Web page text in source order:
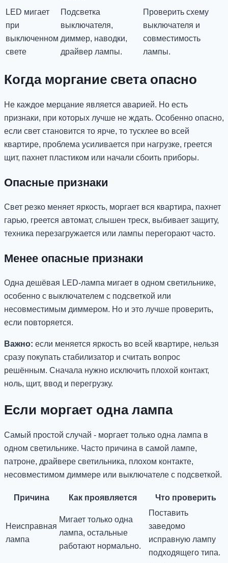
LED мигает
при
выключенном
свете
Подсветка
выключателя,
диммер, наводки,
драйвер лампы.
Проверить схему
выключателя и
совместимость
лампы.
Когда моргание света опасно
Не каждое мерцание является аварией. Но есть
признаки, при которых лучше не ждать. Особенно опасно,
если свет становится то ярче, то тусклее во всей
квартире, проблема усиливается при нагрузке, греется
щит, пахнет пластиком или начали сбоить приборы.
Опасные признаки
Свет резко меняет яркость, моргает вся квартира, пахнет
гарью, греется автомат, слышен треск, выбивает защиту,
техника перезагружается или лампы перегорают часто.
Менее опасные признаки
Одна дешёвая LED-лампа мигает в одном светильнике,
особенно с выключателем с подсветкой или
несовместимым диммером. Но и это лучше проверить,
если повторяется.
Важно: если меняется яркость во всей квартире, нельзя
сразу покупать стабилизатор и считать вопрос
решённым. Сначала нужно исключить плохой контакт,
ноль, щит, ввод и перегрузку.
Если моргает одна лампа
Самый простой случай - моргает только одна лампа в
одном светильнике. Часто причина в самой лампе,
патроне, драйвере светильника, плохом контакте,
несовместимом диммере или выключателе с подсветкой.
Причина Как проявляется Что проверить
Неисправная
лампа
Мигает только одна
лампа, остальные
работают нормально.
Поставить
заведомо
исправную лампу
подходящего типа.